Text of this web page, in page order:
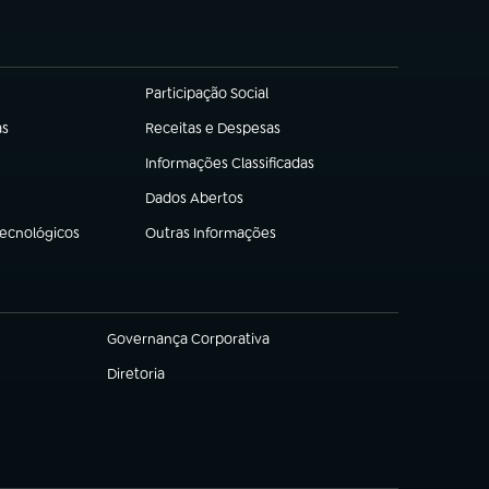
Participação Social
(abre em nova aba)
Receitas e Despesas
(abre em nova aba)
Informações Classificadas
(abre em nova aba)
Dados Abertos
(abre em nova aba)
Outras Informações
(abre em nova aba)
Governança Corporativa
(abre em nova aba)
Diretoria
(abre em nova aba)